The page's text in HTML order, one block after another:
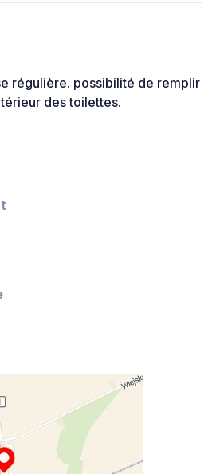
régulière. possibilité de remplir
des toilettes.